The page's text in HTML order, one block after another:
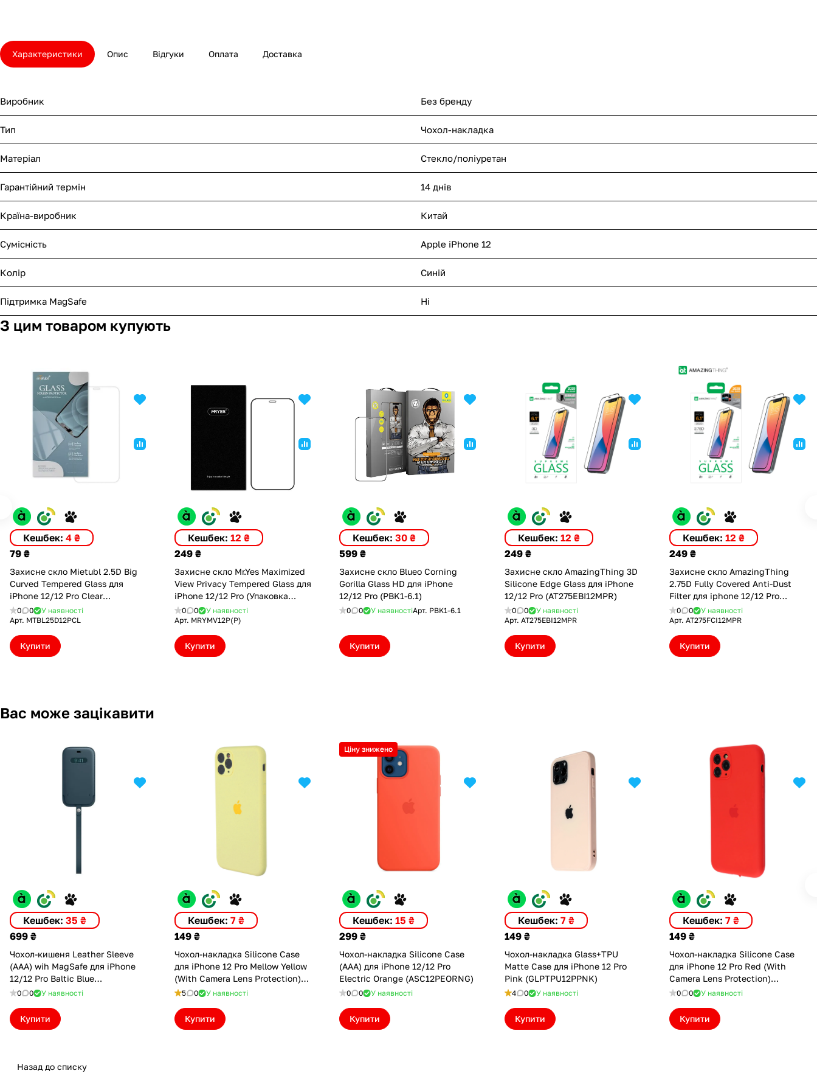
Характеристики Опис Відгуки Оплата Доставка
Виробник Без бренду
Тип Чохол-накладка
Матеріал Стекло/поліуретан
Гарантійний термін 14 днів
Країна-виробник Китай
Сумісність Apple iPhone 12
Колір Синій
Підтримка MagSafe Ні
З цим товаром купують
Кешбек: 4 ₴
79 ₴
Захисне скло Mietubl 2.5D Big
Curved Tempered Glass для
iPhone 12/12 Pro Clear
(MTBL25D12PCL)
0 0
У наявності
Арт. MTBL25D12PCL
Купити
Кешбек:12 ₴
249 ₴
Захисне скло Mr.Yes Maximized
View Privacy Tempered Glass для
iPhone 12/12 Pro (Упаковка
конверт) (MRYMV12P(P))
0 0
У наявності
Арт. MRYMV12P(P)
Купити
Кешбек:30 ₴
599 ₴
Захисне скло Blueo Corning
Gorilla Glass HD для iPhone
12/12 Pro (PBK1-6.1)
0 0 У наявностіАрт. PBK1-6.1
Купити
Кешбек: 12 ₴
249 ₴
Захисне скло AmazingThing 3D
Silicone Edge Glass для iPhone
12/12 Pro (AT275EBI12MPR)
0 0
У наявності
Арт. AT275EBI12MPR
Купити
Кешбек: 12 ₴
249 ₴
Захисне скло AmazingThing
2.75D Fully Covered Anti-Dust
Filter для iphone 12/12 Pro
(AT275FCI12MPR)
0 0
У наявності
Арт. AT275FCI12MPR
Купити
Вас може зацікавити
Кешбек: 35 ₴
699 ₴
Чохол-кишеня Leather Sleeve
(AAA) wih MagSafe для iPhone
12/12 Pro Baltic Blue
(ALS12PBBLE)
0 0 У наявності
Купити
Кешбек:7 ₴
149 ₴
Чохол-накладка Silicone Case
для iPhone 12 Pro Mellow Yellow
(With Camera Lens Protection)
(ASC12PCLPMYLW)
5 0 У наявності
Купити
Ціну знижено
Кешбек:15 ₴
299 ₴
Чохол-накладка Silicone Case
(AAA) для iPhone 12/12 Pro
Electric Orange (ASC12PEORNG)
0 0 У наявності
Купити
Кешбек: 7 ₴
149 ₴
Чохол-накладка Glass+TPU
Matte Case для iPhone 12 Pro
Pink (GLPTPU12PPNK)
4 0 У наявності
Купити
Кешбек: 7 ₴
149 ₴
Чохол-накладка Silicone Case
для iPhone 12 Pro Red (With
Camera Lens Protection)
(ASC12PCLPRD)
0 0 У наявності
Купити
Назад до списку